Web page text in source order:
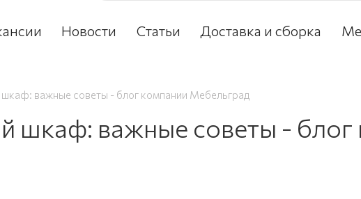
Новости Статьи Доставка и сборка
важные советы - блог компании Мебельград
шкаф: важные советы - блог